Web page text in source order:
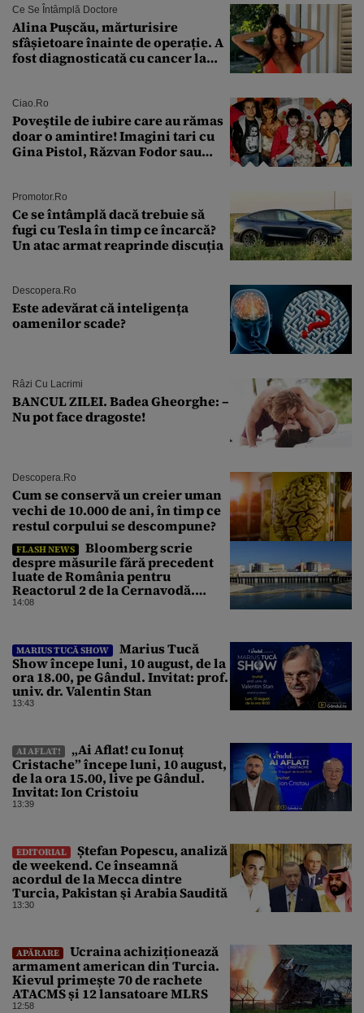
Ce Se Întâmplă Doctore
Alina Pușcău, mărturisire
sfâșietoare înainte de operație. A
fost diagnosticată cu cancer la
îmi salvez viața”
Ciao.ro
Poveştile de iubire care au rămas
doar o amintire! Imagini tari cu
Gina Pistol, Răzvan Fodor sau
Promotor.ro
Ce se întâmplă dacă trebuie să
fugi cu Tesla în timp ce încarcă?
Un atac armat reaprinde discuția
Descopera.ro
Este adevărat că inteligența
oamenilor scade?
Râzi Cu Lacrimi
BANCUL ZILEI. Badea Gheorghe: –
Nu pot face dragoste!
Descopera.ro
Cum se conservă un creier uman
vechi de 10.000 de ani, în timp ce
restul corpului se descompune?
FLASH NEWS
Bloomberg scrie
despre măsurile fără precedent
luate de România pentru
Reactorul 2 de la Cernavodă.
Operațiunea a mai câștigat nouă
14:08
MARIUS TUCĂ SHOW
Marius Tucă
Show începe luni, 10 august, de la
ora 18.00, pe Gândul. Invitat: prof.
univ. dr. Valentin Stan
13:43
AI AFLAT!
„Ai Aflat! cu Ionuț
Cristache” începe luni, 10 august,
de la ora 15.00, live pe Gândul.
Invitat: Ion Cristoiu
13:39
EDITORIAL
Ștefan Popescu, analiză
de weekend. Ce înseamnă
acordul de la Mecca dintre
Turcia, Pakistan şi Arabia Saudită
13:30
APĂRARE
Ucraina achiziționează
armament american din Turcia.
Kievul primește 70 de rachete
ATACMS și 12 lansatoare MLRS
12:58